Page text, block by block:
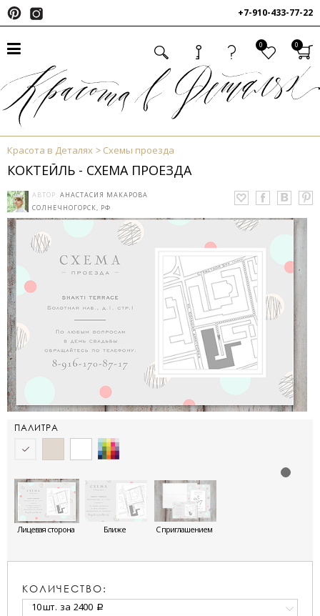
+7-910-433-77-22
0 0
Красота в Деталях Схемы проезда
КОКТЕЙЛЬ - СХЕМА ПРОЕЗДА
АВТОР: АНАСТАСИЯ МАКАРОВА
СОЛНЕЧНОГОРСК, РФ
ПАЛИТРА
Лицевая сторона Ближе С приглашением
КОЛИЧЕСТВО:
10 шт. за 2400 a